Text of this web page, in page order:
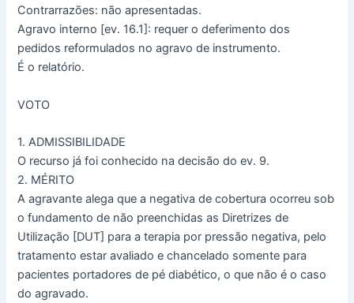
Contrarrazões: não apresentadas.
Agravo interno [ev. 16.1]: requer o deferimento dos
pedidos reformulados no agravo de instrumento.
É o relatório.
VOTO
1. ADMISSIBILIDADE
O recurso já foi conhecido na decisão do ev. 9.
2. MÉRITO
A agravante alega que a negativa de cobertura ocorreu sob
o fundamento de não preenchidas as Diretrizes de
Utilização [DUT] para a terapia por pressão negativa, pelo
tratamento estar avaliado e chancelado somente para
pacientes portadores de pé diabético, o que não é o caso
do agravado.